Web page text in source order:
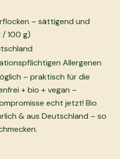
– sättigend und
100 g)
Allergenen
– praktisch für die
+ bio + vegan –
echt jetzt! Bio
& aus Deutschland – so